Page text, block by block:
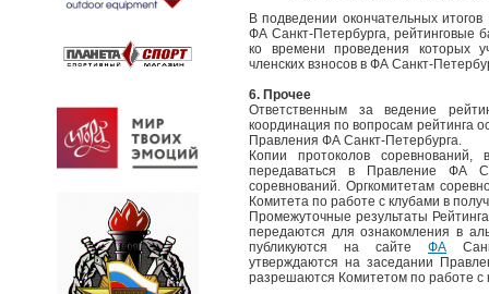
В подведении окончательных
ФА Санкт-Петербурга, рейтинговые
ко времени проведения которых
членских взносов в ФА Санкт-
6. Прочее
Ответственным за ведение
координация по вопросам рейтинга
Правления ФА Санкт-Петербурга.
Копии протоколов
передаваться в Правление ФА
соревнований. Оргкомитетам
Комитета по работе с клубами в
Промежуточные результаты
передаются для ознакомления в
публикуются на сайте ФА
утверждаются на заседании
разрешаются Комитетом по работе